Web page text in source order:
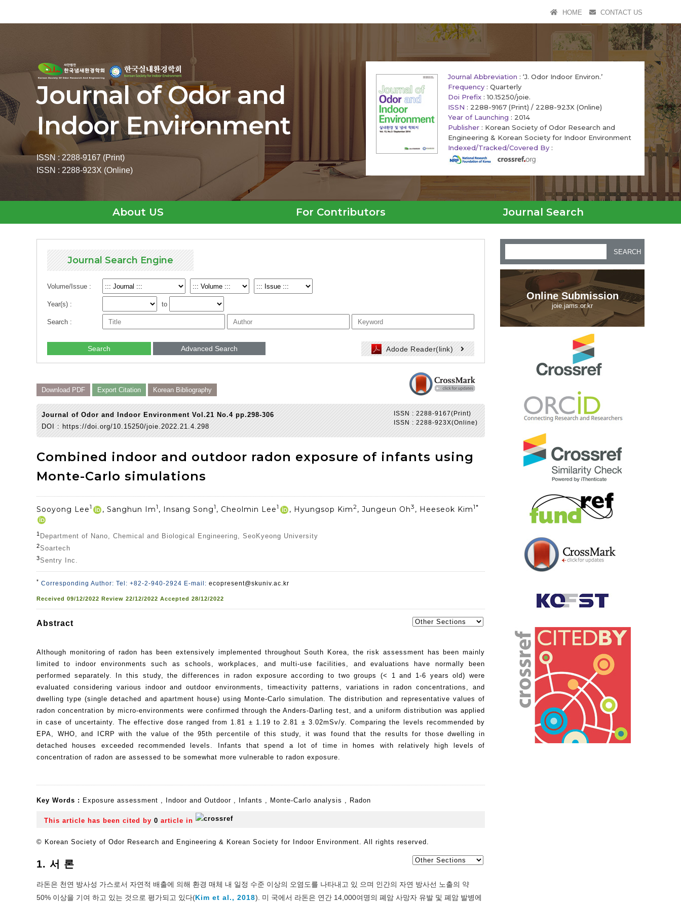
HOME CONTACT US
Journal of Odor and
Indoor Environment
ISSN : 2288-9167 (Print)
ISSN : 2288-923X (Online)
Journal Abbreviation : ‘J. Odor Indoor Environ.’
Frequency : Quarterly
Doi Prefix : 10.15250/joie.
ISSN : 2288-9167 (Print) / 2288-923X (Online)
Year of Launching : 2014
Publisher : Korean Society of Odor Research and
Engineering & Korean Society for Indoor Environment
Indexed/Tracked/Covered By :
About US For Contributors Journal Search
Journal Search Engine
Volume/Issue :
Year(s) : to
Search :
Search Advanced Search Adode Reader(link)
Download PDF Export Citation Korean Bibliography
ISSN : 2288-9167(Print)
ISSN : 2288-923X(Online)
Journal of Odor and Indoor Environment Vol.21 No.4 pp.298-306
DOI : https://doi.org/10.15250/joie.2022.21.4.298
Combined indoor and outdoor radon exposure of infants using
Monte-Carlo simulations
Sooyong Lee1 , Sanghun Im1 , Insang Song1 , Cheolmin Lee1 , Hyungsop Kim2, Jungeun Oh3 , Heeseok Kim1*
1 Department of Nano, Chemical and Biological Engineering, SeoKyeong University
2Soartech
3Sentry Inc.
* Corresponding Author: Tel: +82-2-940-2924 E-mail: ecopresent@skuniv.ac.kr
Received 09/12/2022 Review 22/12/2022 Accepted 28/12/2022
Abstract
Although monitoring of radon has been extensively implemented throughout South Korea, the risk assessment has been mainly
limited to indoor environments such as schools, workplaces, and multi-use facilities, and evaluations have normally been
performed separately. In this study, the differences in radon exposure according to two groups (< 1 and 1-6 years old) were
evaluated considering various indoor and outdoor environments, timeactivity patterns, variations in radon concentrations, and
dwelling type (single detached and apartment house) using Monte-Carlo simulation. The distribution and representative values of
radon concentration by micro-environments were confirmed through the Anders-Darling test, and a uniform distribution was applied
in case of uncertainty. The effective dose ranged from 1.81 ± 1.19 to 2.81 ± 3.02mSv/y. Comparing the levels recommended by
EPA, WHO, and ICRP with the value of the 95th percentile of this study, it was found that the results for those dwelling in
detached houses exceeded recommended levels. Infants that spend a lot of time in homes with relatively high levels of
concentration of radon are assessed to be somewhat more vulnerable to radon exposure.
Key Words : Exposure assessment Indoor and Outdoor Infants Monte-Carlo analysis Radon
This article has been cited by 0 article in
© Korean Society of Odor Research and Engineering & Korean Society for Indoor Environment. All rights reserved.
1. 서 론
라돈은 천연 방사성 가스로서 자연적 배출에 의해 환경 매체 내 일정 수준 이상의 오염도를 나타내고 있 으며 인간의 자연 방사선 노출의 약
50% 이상을 기여 하고 있는 것으로 평가되고 있다(Kim et al., 2018). 미 국에서 라돈은 연간 14,000여명의 폐암 사망자 유발 및 폐암 발병에
SEARCH
Online Submission
joie.jams.or.kr